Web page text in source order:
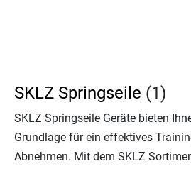
SKLZ Springseile (1)
SKLZ Springseile Geräte bieten
Grundlage für ein effektives
Abnehmen. Mit dem SKLZ